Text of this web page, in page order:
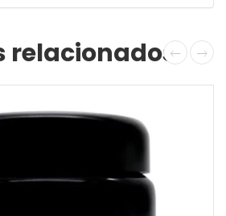
relacionados